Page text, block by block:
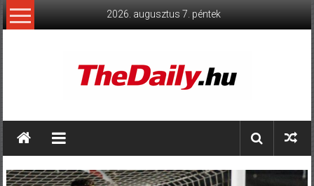
Skip
to
2026. augusztus 7. péntek
TheDaily.hu
eseményei,